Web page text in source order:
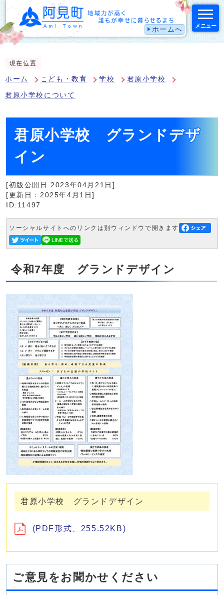
ホームへ メニュー
現在位置
ホーム こども・教育 学校 君原小学校
君原小学校について
君原小学校 グランドデザ
イン
[初版公開日:2023年04月21日]
[更新日：2025年4月1日]
ID:11497
ソーシャルサイトへのリンクは別ウィンドウで開きます
令和7年度 グランドデザイン
君原小学校 グランドデザイン
(PDF形式、255.52KB)
ご意見をお聞かせください